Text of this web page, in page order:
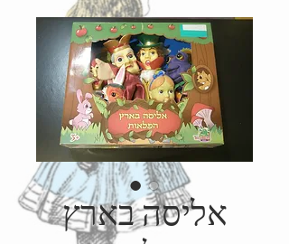
אליסה בארץ